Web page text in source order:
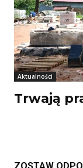
Aktualności
Trwają